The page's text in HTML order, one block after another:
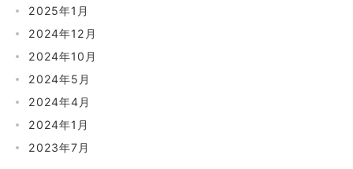
2025年1月
2024年12月
2024年10月
2024年5月
2024年4月
2024年1月
2023年7月